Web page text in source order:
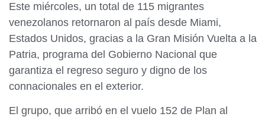
Este miércoles, un total de 115 migrantes
venezolanos retornaron al país desde Miami,
Estados Unidos, gracias a la Gran Misión Vuelta a la
Patria, programa del Gobierno Nacional que
garantiza el regreso seguro y digno de los
connacionales en el exterior.
El grupo, que arribó en el vuelo 152 de Plan al